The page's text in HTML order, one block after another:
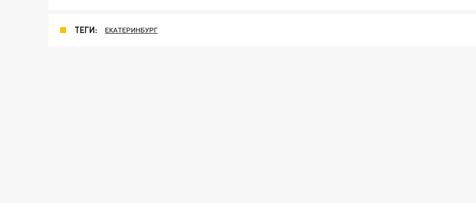
ТЕГИ: ЕКАТЕРИНБУРГ